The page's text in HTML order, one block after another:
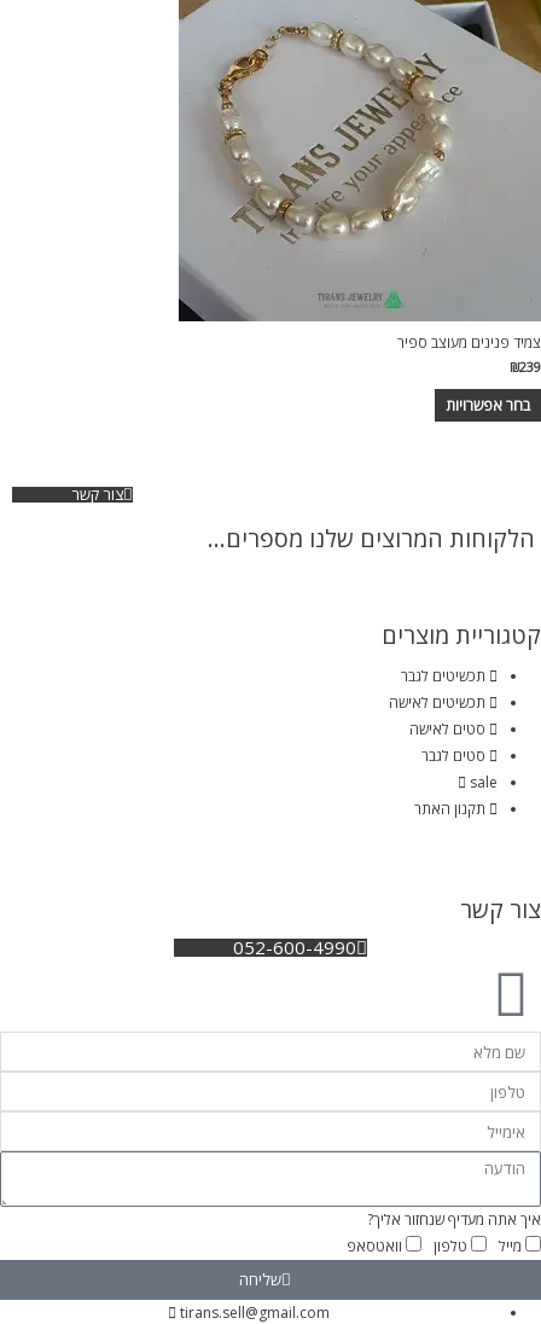
צמיד פנינים מעוצב ספיר
₪239
בחר אפשרויות
צור קשר
הלקוחות המרוצים שלנו מספרים...
קטגוריית מוצרים
תכשיטים לגבר
תכשיטים לאישה
סטים לאישה
סטים לגבר
sale
תקנון האתר
צור קשר
052-600-4990
איך אתה מעדיף שנחזור אליך?
מייל
טלפון וואטסאפ
שליחה
tirans.sell@gmail.com